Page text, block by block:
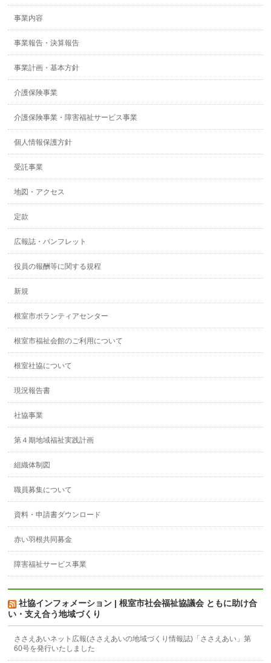
事業内容
事業報告・決算報告
事業計画・基本方針
介護保険事業
介護保険事業・障害福祉サービス事業
個人情報保護方針
受託事業
地図・アクセス
定款
広報誌・パンフレット
役員の報酬等に関する規程
新規
根室市ボランティアセンター
根室市福祉会館のご利用について
根室社協について
現況報告書
社協事業
第４期地域福祉実践計画
組織体制図
職員募集について
資料・申請書ダウンロード
赤い羽根共同募金
障害福祉サービス事業
社協インフォメーション | 根室市社会福祉協議会 ともに助け合
い・支え合う地域づくり
ささえあいネット広報(ささえあいの地域づくり情報誌)「ささえあい」第
60号を発行いたしました